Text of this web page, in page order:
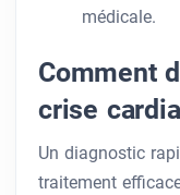
médicale.
Comment
crise
Un diagnostic
traitement